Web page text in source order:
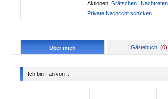
Aktionen: Grätschen | Nachtreten
Private Nachricht schicken
Über mich Gästebuch (0)
Ich bin Fan von ...